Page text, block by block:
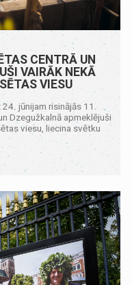
CENTRĀ UN
VAIRĀK NEKĀ
VIESU
jūnijam risinājās 11.
Dzegužkalnā apmeklējuši
viesu, liecina svētku